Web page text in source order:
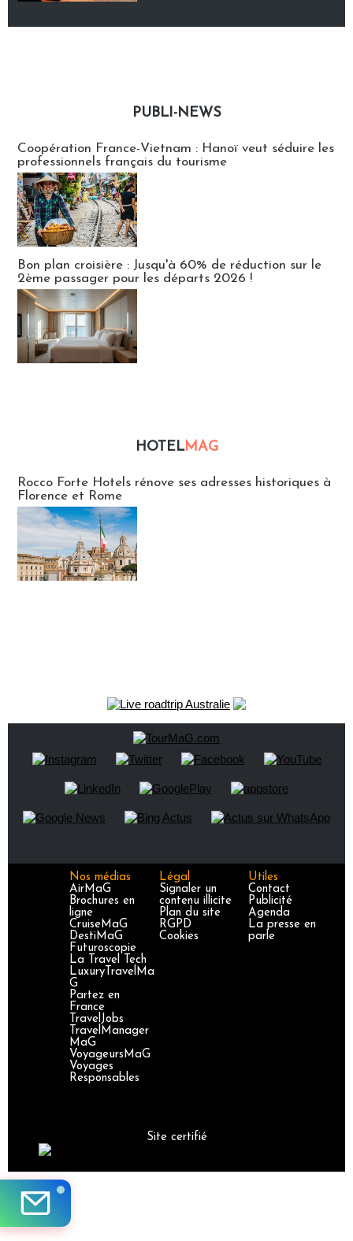
PUBLI-NEWS
Coopération France-Vietnam : Hanoï veut séduire les
professionnels français du tourisme
Bon plan croisière : Jusqu'à 60% de réduction sur le
2ème passager pour les départs 2026 !
HOTELMAG
Rocco Forte Hotels rénove ses adresses historiques à
Florence et Rome
Nos médias
AirMaG
Brochures en
ligne
CruiseMaG
DestiMaG
Futuroscopie
La Travel Tech
LuxuryTravelMa
G
Partez en
France
TravelJobs
TravelManager
MaG
VoyageursMaG
Voyages
Responsables
Légal
Signaler un
contenu illicite
Plan du site
RGPD
Cookies
Utiles
Contact
Publicité
Agenda
La presse en
parle
Site certifié